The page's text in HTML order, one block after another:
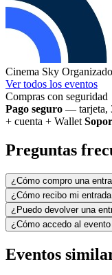
Cinema Sky
Ver todos los eventos
Compras con seguridad
Pago seguro — tarjeta,
+ cuenta + Wallet
Preguntas
¿Cómo compro una
¿Cómo recibo mi
¿Puedo devolver una
¿Cómo accedo al
Eventos